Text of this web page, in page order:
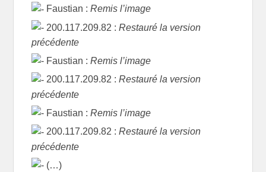
Faustian :Remis l’image
200.117.209.82 :Restauré la version
précédente
Faustian :Remis l’image
200.117.209.82 :Restauré la version
précédente
Faustian :Remis l’image
200.117.209.82 :Restauré la version
précédente
(…)